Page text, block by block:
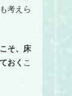
考えら
そ、床
おく こ